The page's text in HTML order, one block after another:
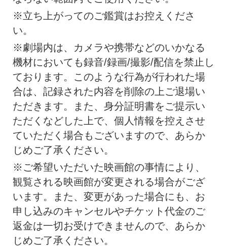
※立ち上がってのご鑑賞はお控えくださ
い。
※劇場内は、カメラや携帯などのいかなる
機材においても録音/録画/撮影/配信を禁止し
ております。このような行為が行われた場
合は、記録された内容を削除の上ご退場い
ただきます。また、身分証明書をご提示い
ただくなどした上で、個人情報を控えさせ
ていただく場合もございますので、あらか
じめご了承ください。
※ご希望いただいた映画館の事情により、
観覧される映画館が変更される場合がござ
います。また、変更があった場合にも、お
申し込みのキャンセルやチケット代金のご
返金は一切お受けできませんので、あらか
じめご了承ください。